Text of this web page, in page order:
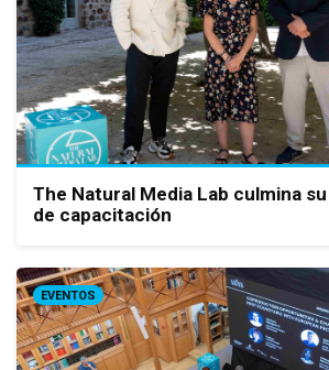
The Natural Media Lab culmina
de capacitación
EVENTOS